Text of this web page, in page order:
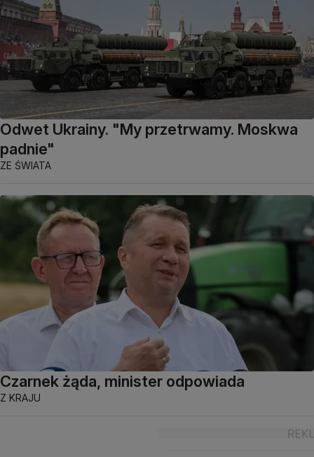
Odwet Ukrainy. "My przetrwamy. Moskwa
padnie"
ZE ŚWIATA
Czarnek żąda, minister odpowiada
Z KRAJU